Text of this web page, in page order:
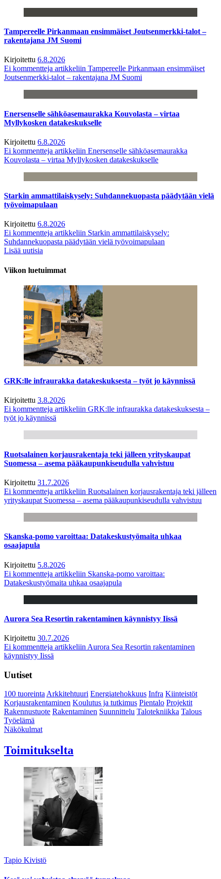
Tampereelle Pirkanmaan ensimmäiset Joutsenmerkki-talot –
rakentajana JM Suomi
Kirjoitettu 6.8.2026
Ei kommentteja artikkeliin Tampereelle Pirkanmaan ensimmäiset
Joutsenmerkki-talot – rakentajana JM Suomi
Enersenselle sähköasemaurakka Kouvolasta – virtaa
Myllykosken datakeskukselle
Kirjoitettu 6.8.2026
Ei kommentteja artikkeliin Enersenselle sähköasemaurakka
Kouvolasta – virtaa Myllykosken datakeskukselle
Starkin ammattilaiskysely: Suhdannekuopasta päädytään vielä
työvoimapulaan
Kirjoitettu 6.8.2026
Ei kommentteja artikkeliin Starkin ammattilaiskysely:
Suhdannekuopasta päädytään vielä työvoimapulaan
Lisää uutisia
Viikon luetuimmat
GRK:lle infraurakka datakeskuksesta – työt jo käynnissä
Kirjoitettu 3.8.2026
Ei kommentteja artikkeliin GRK:lle infraurakka datakeskuksesta –
työt jo käynnissä
Ruotsalainen korjausrakentaja teki jälleen yrityskaupat
Suomessa – asema pääkaupunkiseudulla vahvistuu
Kirjoitettu 31.7.2026
Ei kommentteja artikkeliin Ruotsalainen korjausrakentaja teki jälleen
yrityskaupat Suomessa – asema pääkaupunkiseudulla vahvistuu
Skanska-pomo varoittaa: Datakeskustyömaita uhkaa
osaajapula
Kirjoitettu 5.8.2026
Ei kommentteja artikkeliin Skanska-pomo varoittaa:
Datakeskustyömaita uhkaa osaajapula
Aurora Sea Resortin rakentaminen käynnistyy Iissä
Kirjoitettu 30.7.2026
Ei kommentteja artikkeliin Aurora Sea Resortin rakentaminen
käynnistyy Iissä
Uutiset
100 tuoreintaArkkitehtuuri Energiatehokkuus Infra Kiinteistöt
Korjausrakentaminen Koulutus ja tutkimus Pientalo Projektit
Rakennustuote Rakentaminen Suunnittelu Talotekniikka Talous
Työelämä
Näkökulmat
Toimitukselta
Tapio Kivistö